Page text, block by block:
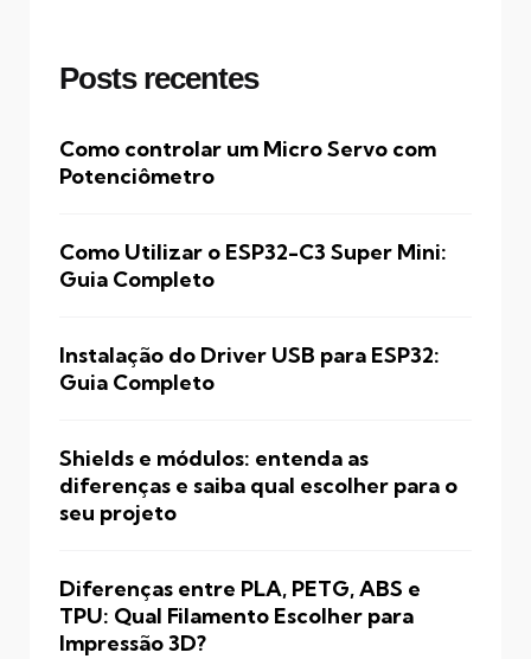
Posts recentes
Como controlar um Micro Servo com
Potenciômetro
Como Utilizar o ESP32-C3 Super Mini:
Guia Completo
Instalação do Driver USB para ESP32:
Guia Completo
Shields e módulos: entenda as
diferenças e saiba qual escolher para o
seu projeto
Diferenças entre PLA, PETG, ABS e
TPU: Qual Filamento Escolher para
Impressão 3D?